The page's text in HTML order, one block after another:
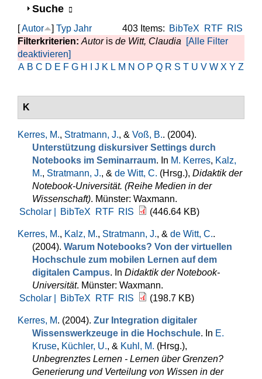
Anzeigen
Suche
403 Items: BibTeX RTF RIS
[Autor ] Typ Jahr
Filterkriterien: Autoris de Witt, Claudia
[Alle Filter
deaktivieren]
A B C D E F G H J K L M N O P Q R S T U V W X Y Z
K
Kerres, M., Stratmann, J., & Voß, B.. (2004).
Unterstützung diskursiver Settings durch
Notebooks im Seminarraum. In M. Kerres, Kalz,
M., Stratmann, J., & de Witt, C. (Hrsg.), Didaktik der
Notebook-Universität. (Reihe Medien in der
Wissenschaft). Münster: Waxmann.
Scholar |
BibTeX RTF RIS (446.64 KB)
Kerres, M., Kalz, M., Stratmann, J., & de Witt, C..
(2004). Warum Notebooks? Von der virtuellen
Hochschule zum mobilen Lernen auf dem
digitalen Campus. In Didaktik der Notebook-
Universität. Münster: Waxmann.
Scholar |
BibTeX RTF RIS (198.7 KB)
Kerres, M. (2004). Zur Integration digitaler
Wissenswerkzeuge in die Hochschule. In E.
Kruse, Küchler, U., & Kuhl, M. (Hrsg.),
Unbegrenztes Lernen - Lernen über Grenzen?
Generierung und Verteilung von Wissen in der